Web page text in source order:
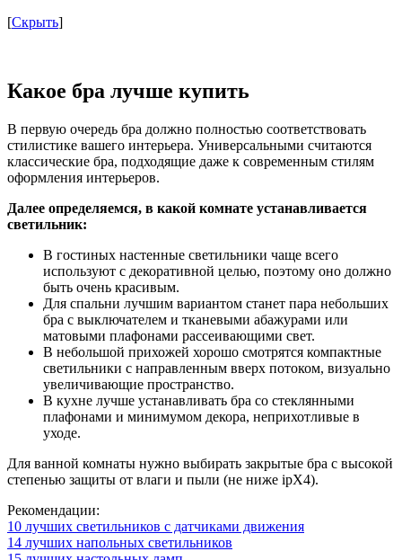
[Скрыть]
Какое бра лучше купить
В первую очередь бра должно полностью соответствовать
стилистике вашего интерьера. Универсальными считаются
классические бра, подходящие даже к современным стилям
оформления интерьеров.
Далее определяемся, в какой комнате устанавливается
светильник:
В гостиных настенные светильники чаще всего
используют с декоративной целью, поэтому оно должно
быть очень красивым.
Для спальни лучшим вариантом станет пара небольших
бра с выключателем и тканевыми абажурами или
матовыми плафонами рассеивающими свет.
В небольшой прихожей хорошо смотрятся компактные
светильники с направленным вверх потоком, визуально
увеличивающие пространство.
В кухне лучше устанавливать бра со стеклянными
плафонами и минимумом декора, неприхотливые в
уходе.
Для ванной комнаты нужно выбирать закрытые бра с высокой
степенью защиты от влаги и пыли (не ниже ipX4).
Рекомендации:
10 лучших светильников с датчиками движения
14 лучших напольных светильников